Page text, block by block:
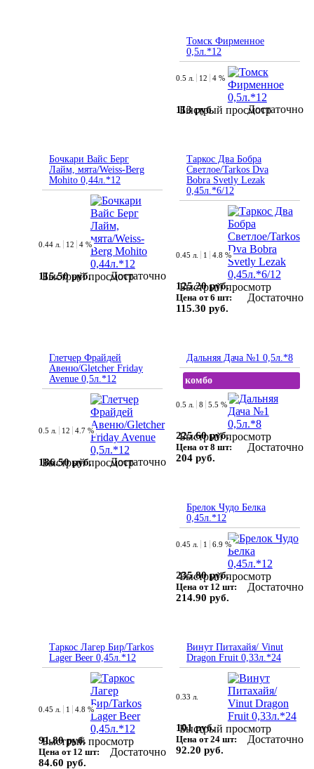
Томск Фирменное
0,5л.*12
Быстрый просмотр
0.5 л. 12 4 %
113 руб. Достаточно
Бочкари Вайс Берг
Лайм, мята/Weiss-Berg
Mohito 0,44л.*12
Быстрый просмотр
0.44 л. 12 4 %
115.50 руб. Достаточно
Таркос Два Бобра
Светлое/Tarkos Dva
Bobra Svetly Lezak
0,45л.*6/12
Быстрый просмотр
0.45 л. 1 4.8 %
125.20 руб.
Цена от 6 шт:
115.30 руб.
Достаточно
Глетчер Фрайдей
Авеню/Gletcher Friday
Avenue 0,5л.*12
Быстрый просмотр
0.5 л. 12 4.7 %
186.50 руб. Достаточно
Дальняя Дача №1 0,5л.*8
комбо
Быстрый просмотр
0.5 л. 8 5.5 %
225.60 руб.
Цена от 8 шт:
204 руб.
Достаточно
Брелок Чудо Белка
0,45л.*12
Быстрый просмотр
0.45 л. 1 6.9 %
235.80 руб.
Цена от 12 шт:
214.90 руб.
Достаточно
Таркос Лагер Бир/Tarkos
Lager Beer 0,45л.*12
Быстрый просмотр
0.45 л. 1 4.8 %
91.80 руб.
Цена от 12 шт:
84.60 руб.
Достаточно
Винут Питахайя/ Vinut
Dragon Fruit 0,33л.*24
Быстрый просмотр
0.33 л.
101 руб.
Цена от 24 шт:
92.20 руб.
Достаточно